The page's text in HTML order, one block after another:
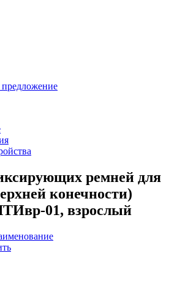
ремней для
конечности)
01, взрослый